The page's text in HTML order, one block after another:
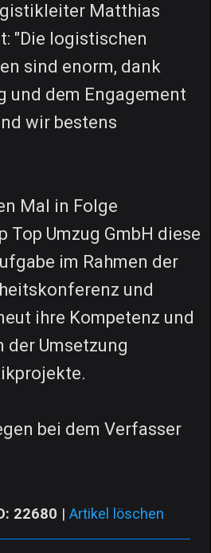
Matthias
"Die logistischen
sind enorm, dank
und dem Engagement
wir bestens
Mal in Folge
Top Umzug GmbH diese
im Rahmen der
und
ihre Kompetenz und
Umsetzung
bei dem Verfasser
22680 | Artikel löschen